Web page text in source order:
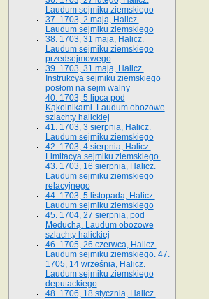
Laudum sejmiku ziemskiego
37. 1703, 2 maja, Halicz.
Laudum sejmiku ziemskiego
38. 1703, 31 maja, Halicz.
Laudum sejmiku ziemskiego
przedsejmowego
39. 1703, 31 maja, Halicz.
Instrukcya sejmiku ziemskiego
posłom na sejm walny
40. 1703, 5 lipca pod
Kąkolnikami. Laudum obozowe
szlachty halickiej
41­. 1703, 3 sierpnia, Halicz.
Laudum sejmiku ziemskiego
42. 1703, 4 sierpnia, Halicz.
Limitacya sejmiku ziemskiego.
43. 1703, 16 sierpnia, Halicz.
Laudum sejmiku ziemskiego
relacyjnego
44. 1703, 5 listopada, Halicz.
Laudum sejmiku ziemskiego
45. 1704, 27 sierpnia, pod
Meduchą. Laudum obozowe
szlachty halickiej
46. 1705, 26 czerwca, Halicz.
Laudum sejmiku ziemskiego. 47.
1705, 14 września, Halicz.
Laudum sejmiku ziemskiego
deputackiego
48. 1706, 18 stycznia, Halicz.